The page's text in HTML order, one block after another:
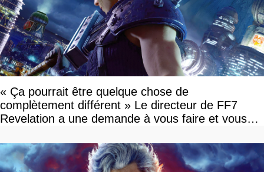
« Ça pourrait être quelque chose de
complètement différent » Le directeur de FF7
Revelation a une demande à vous faire et vous